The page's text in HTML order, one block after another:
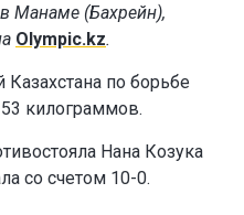
Манаме (Бахрейн),
Olympic.kz.
Казахстана по борьбе
килограммов.
Нана Козука
со счетом 10-0.